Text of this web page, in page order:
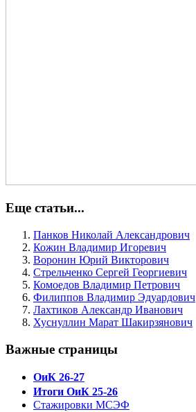
Еще статьи...
Панков Николай Александрович
Кожин Владимир Игоревич
Воронин Юрий Викторович
Стрельченко Сергей Георгиевич
Комоедов Владимир Петрович
Филиппов Владимир Эдуардович
Лахтиков Александр Иванович
Хуснуллин Марат Шакирзянович
Важные страницы
ОиК 26-27
Итоги ОиК 25-26
Стажировки МСЭФ